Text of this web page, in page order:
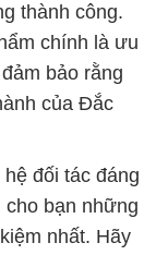
thành công.
chính là ưu
bảo rằng
của Đắc
đối tác đáng
cho bạn những
nhất. Hãy